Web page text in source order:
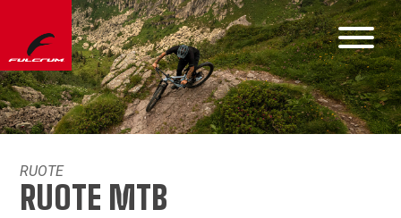
RUOTE
RUOTE MTB